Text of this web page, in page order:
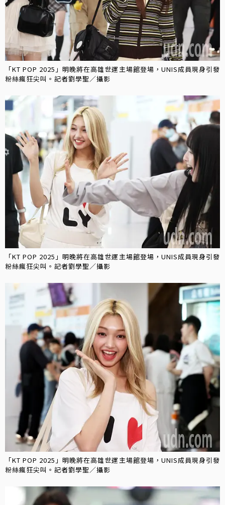
「KT POP 2025」明晚將在高雄世運主場館登場，UNIS成員現身引發
粉絲瘋狂尖叫。記者劉學聖／攝影
「KT POP 2025」明晚將在高雄世運主場館登場，UNIS成員現身引發
粉絲瘋狂尖叫。記者劉學聖／攝影
「KT POP 2025」明晚將在高雄世運主場館登場，UNIS成員現身引發
粉絲瘋狂尖叫。記者劉學聖／攝影